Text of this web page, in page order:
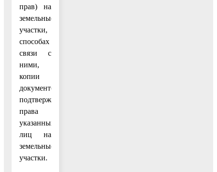
прав) на
земельные
участки,
способах
связи с
ними,
копии
документов,
подтверждающих
права
указанных
лиц на
земельные
участки.